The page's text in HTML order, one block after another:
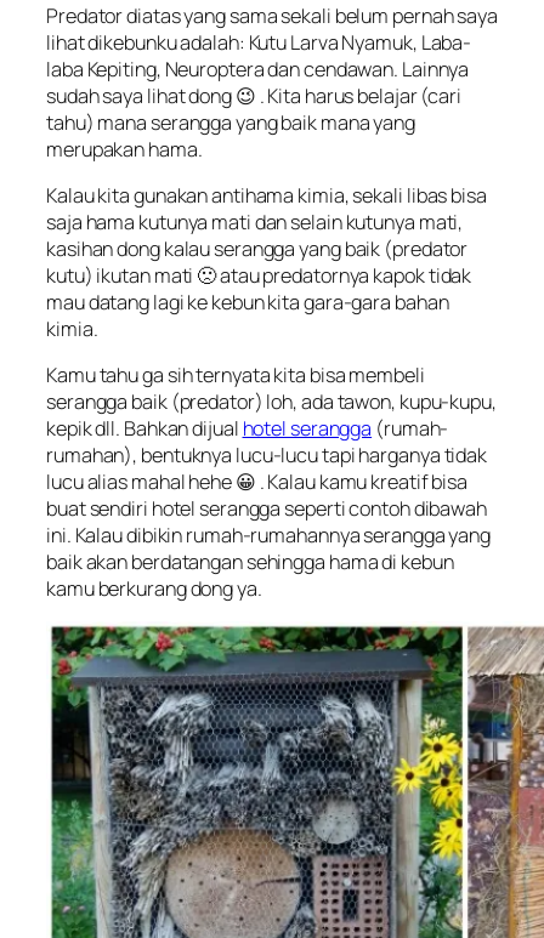
Predator diatas yang sama sekali belum pernah saya
lihat dikebunku adalah: Kutu Larva Nyamuk, Laba-
laba Kepiting, Neuroptera dan cendawan. Lainnya
sudah saya lihat dong 😉 . Kita harus belajar (cari
tahu) mana serangga yang baik mana yang
merupakan hama.
Kalau kita gunakan antihama kimia, sekali libasbisa
saja hama kutunya mati dan selain kutunya mati,
kasihan dong kalau serangga yang baik (predator
kutu) ikutan mati 🙁 atau predatornya kapoktidak
mau datang lagi ke kebun kita gara-gara bahan
kimia.
Kamu tahu ga sih ternyata kita bisa membeli
serangga baik (predator) loh, ada tawon, kupu-kupu,
kepik dll. Bahkan dijual hotel serangga (rumah-
rumahan), bentuknya lucu-lucu tapi harganya tidak
lucu alias mahal hehe 😀 . Kalau kamu kreatif bisa
buat sendiri hotel serangga seperti contoh dibawah
ini. Kalau dibikin rumah-rumahannya serangga yang
baik akan berdatangan sehingga hama di kebun
kamu berkurang dong ya.